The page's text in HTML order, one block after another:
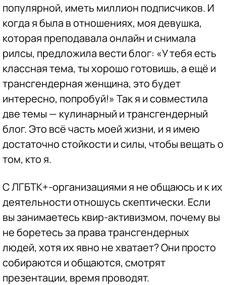
популярной, иметь миллион подписчиков. И
когда я была в отношениях, моя девушка,
которая преподавала онлайн и снимала
рилсы, предложила вести блог: «У тебя есть
классная тема, ты хорошо готовишь, а ещё и
трансгендерная женщина, это будет
интересно, попробуй!» Так я и совместила
две темы — кулинарный и трансгендерный
блог. Это всё часть моей жизни, и я имею
достаточно стойкости и силы, чтобы вещать о
том, кто я.
С ЛГБТК+-организациями я не общаюсь и к их
деятельности отношусь скептически. Если
вы занимаетесь квир-активизмом, почему вы
не боретесь за права трансгендерных
людей, хотя их явно не хватает? Они просто
собираются и общаются, смотрят
презентации, время проводят.